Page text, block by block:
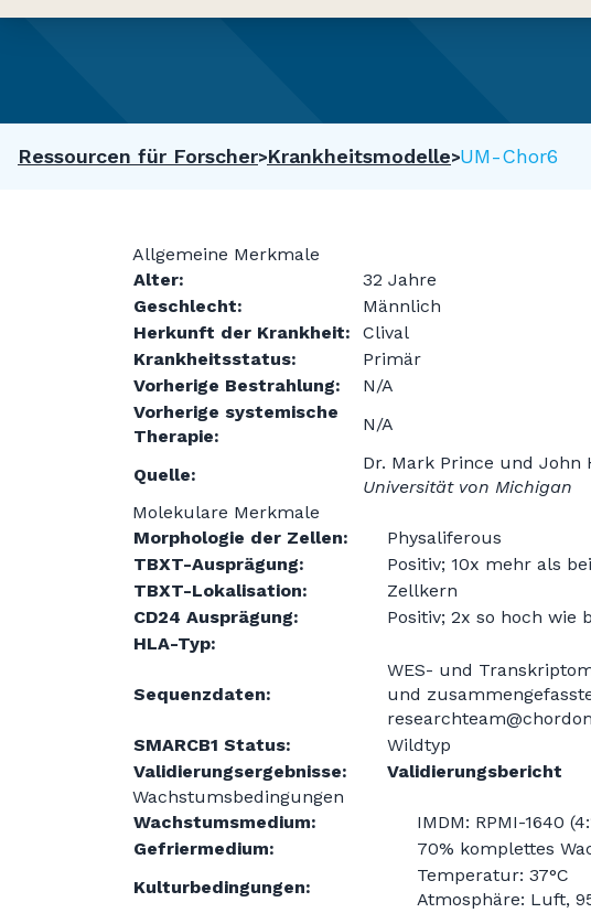
Ressourcen für Forscher Krankheitsmodelle UM-Chor6
Allgemeine Merkmale
Alter:
32 Jahre
Geschlecht:
Männlich
Herkunft der Krankheit:
Clival
Krankheitsstatus:
Primär
Vorherige Bestrahlung:
N/A
Vorherige systemische
Therapie:
N/A
Quelle:
Dr. Mark Prince und John
Universität von Michigan
Molekulare Merkmale
Morphologie der Zellen:
Physaliferous
TBXT-Ausprägung:
Positiv; 10x mehr als
TBXT-Lokalisation:
Zellkern
CD24 Ausprägung:
Positiv; 2x so hoch wie
HLA-Typ:
Sequenzdaten:
WES- und
und
SMARCB1 Status:
Wildtyp
Validierungsergebnisse:
Validierungsbericht
Wachstumsbedingungen
Wachstumsmedium:
IMDM: RPMI-1640
Gefriermedium:
70% komplettes
Kulturbedingungen:
Temperatur: 37°C
Atmosphäre: Luft,